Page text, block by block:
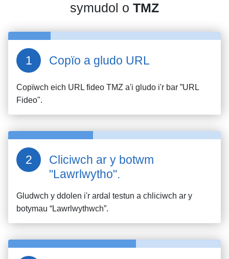
symudol o TMZ
Copïo a gludo URL
Copïwch eich URL fideo TMZ a'i gludo i'r bar ”URL
Fideo".
Cliciwch ar y botwm
"Lawrlwytho".
Gludwch y ddolen i'r ardal testun a chliciwch ar y
botymau “Lawrlwythwch”.